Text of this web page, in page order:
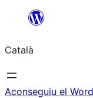
contingut
Català
Aconseguiu el